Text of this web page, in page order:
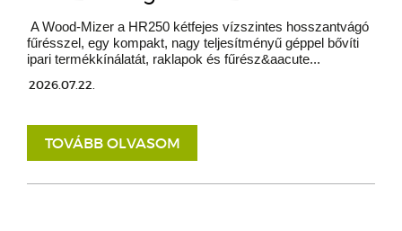
A Wood-Mizer a HR250 kétfejes vízszintes hosszantvágó
fűrésszel, egy kompakt, nagy teljesítményű géppel bővíti
ipari termékkínálatát, raklapok és fűrész&aacute...
2026.07.22.
TOVÁBB OLVASOM